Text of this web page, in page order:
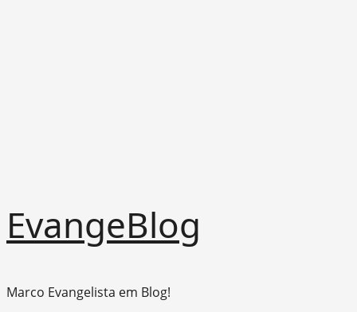
to
content
EvangeBlog
Marco Evangelista em Blog!